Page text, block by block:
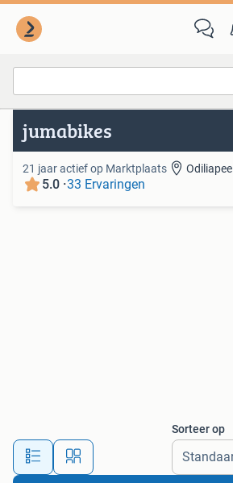
Alle afstanden…
Van deze adverteerder
jumabikes
21 jaar actief op Marktplaats
5.0 ·33 Ervaringen
Odiliapeel
Sorteer op